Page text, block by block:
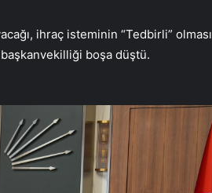
ihraç isteminin “Tedbirli” olması
başkanvekilliği boşa düştü.